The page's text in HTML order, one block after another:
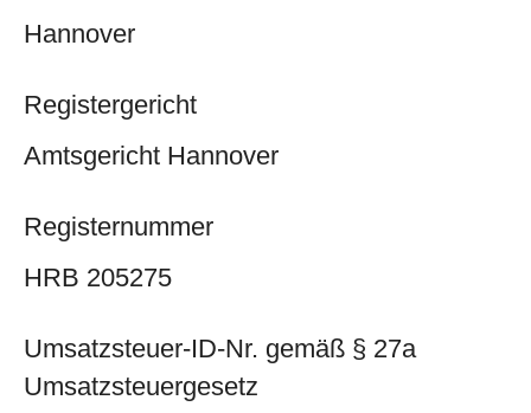
Hannover
Registergericht
Amtsgericht Hannover
Registernummer
HRB 205275
Umsatzsteuer-ID-Nr. gemäß § 27a
Umsatzsteuergesetz